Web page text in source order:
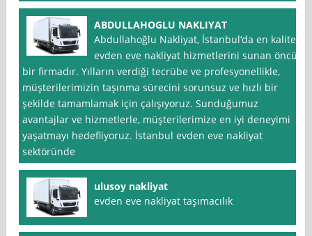
ABDULLAHOGLU NAKLIYAT
Abdullahoğlu Nakliyat, İstanbul‘da en kaliteli
evden eve nakliyat hizmetlerini sunan öncü
bir firmadır. Yılların verdiği tecrübe ve profesyonellikle,
müşterilerimizin taşınma sürecini sorunsuz ve hızlı bir
şekilde tamamlamak için çalışıyoruz. Sunduğumuz
avantajlar ve hizmetlerle, müşterilerimize en iyi deneyimi
yaşatmayı hedefliyoruz. İstanbul evden eve nakliyat
sektöründe
ulusoy nakliyat
evden eve nakliyat taşımacılık